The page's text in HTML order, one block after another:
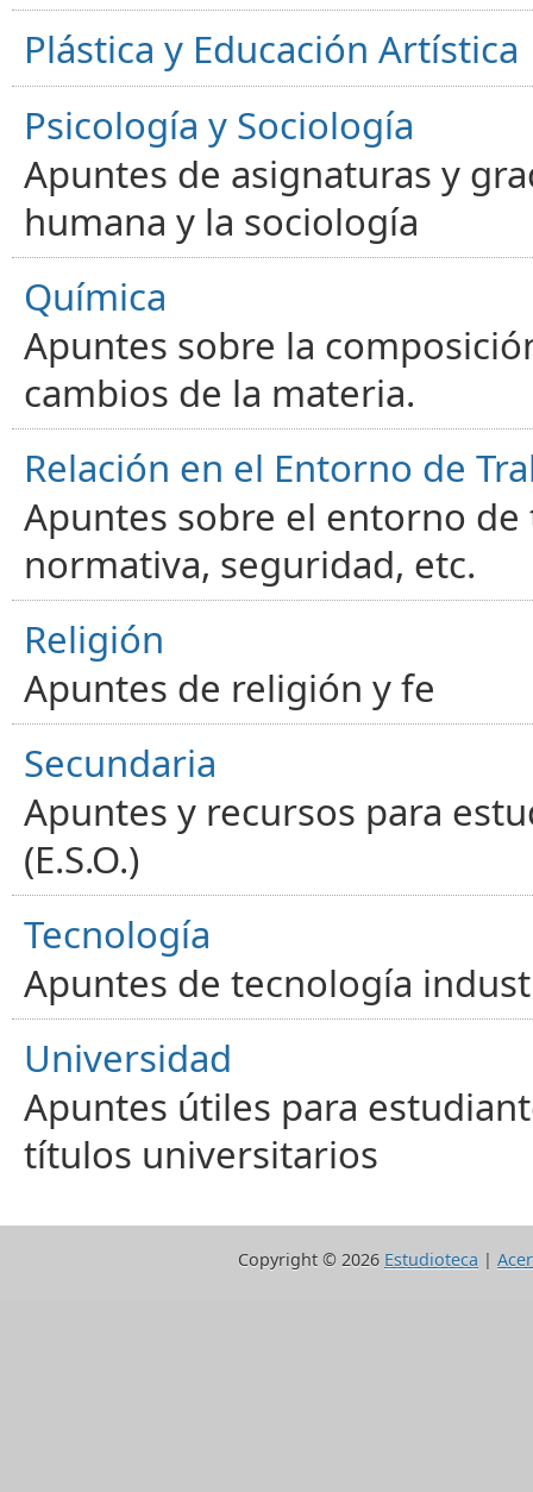
Plástica y Educación Artística
Psicología y Sociología
Apuntes de asignaturas y
humana y la sociología
Química
Apuntes sobre la
cambios de la materia.
Relación en el Entorno de
Apuntes sobre el entorno
normativa, seguridad, etc.
Religión
Apuntes de religión y fe
Secundaria
Apuntes y recursos para
(E.S.O.)
Tecnología
Apuntes de tecnología
Universidad
Apuntes útiles para
títulos universitarios
Copyright © 2026 Estudioteca |